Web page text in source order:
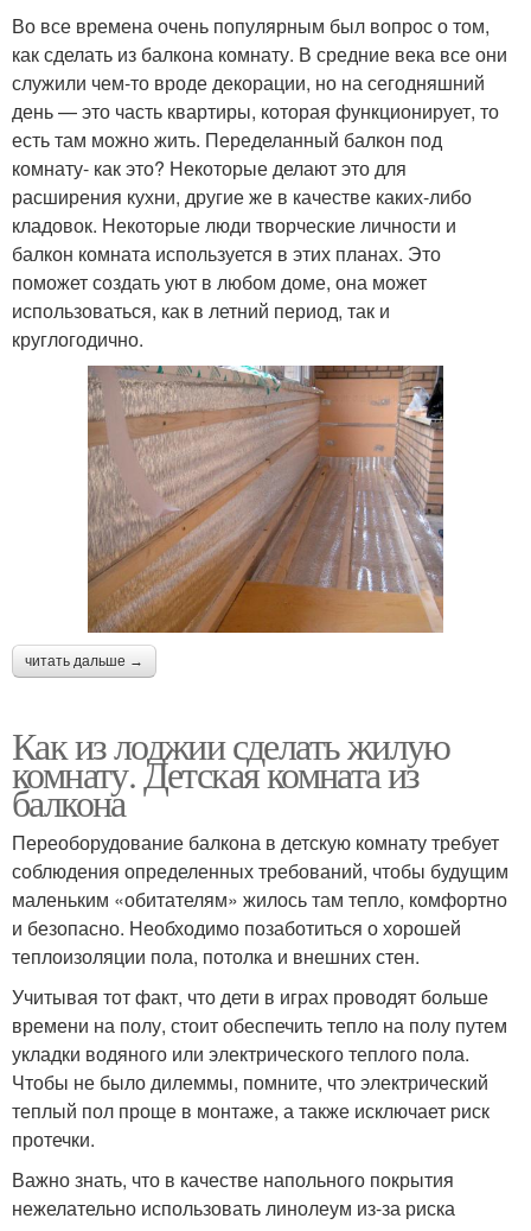
Во все времена очень популярным был вопрос о том,
как сделать из балкона комнату. В средние века все они
служили чем-то вроде декорации, но на сегодняшний
день — это часть квартиры, которая функционирует, то
есть там можно жить. Переделанный балкон под
комнату- как это? Некоторые делают это для
расширения кухни, другие же в качестве каких-либо
кладовок. Некоторые люди творческие личности и
балкон комната используется в этих планах. Это
поможет создать уют в любом доме, она может
использоваться, как в летний период, так и
круглогодично.
читать дальше →
Как из лоджии сделать жилую
комнату. Детская комната из
балкона
Переоборудование балкона в детскую комнату требует
соблюдения определенных требований, чтобы будущим
маленьким «обитателям» жилось там тепло, комфортно
и безопасно. Необходимо позаботиться о хорошей
теплоизоляции пола, потолка и внешних стен.
Учитывая тот факт, что дети в играх проводят больше
времени на полу, стоит обеспечить тепло на полу путем
укладки водяного или электрического теплого пола.
Чтобы не было дилеммы, помните, что электрический
теплый пол проще в монтаже, а также исключает риск
протечки.
Важно знать, что в качестве напольного покрытия
нежелательно использовать линолеум из-за риска